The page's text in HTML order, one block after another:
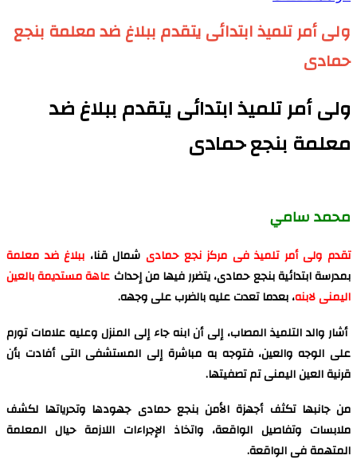
ولى أمر تلميذ ابتدائى يتقدم ببلاغ ضد معلمة بنجع
حمادى
ولى أمر تلميذ ابتدائى يتقدم ببلاغ ضد
معلمة بنجع حمادى
محمد سامي
تقدم ولى أمر تلميذ فى مركز نجع حمادى شمال قنا، ببلاغ ضد معلمة
بمدرسة ابتدائية بنجع حمادى، يتضرر فيها من إحداثعاهة مستديمة بالعين
اليمنىلابنه، بعدما تعدت عليه بالضرب على وجهه.
أشار والد التلميذ المصاب، إلى أن ابنه جاء إلى المنزل وعليه علامات تورم
على الوجه والعين، فتوجه به مباشرة إلى المستشفى التى أفادت بأن
قرنية العين اليمنى تم تصفيتها.
من جانبها تكثف أجهزة الأمن بنجع حمادى جهودها وتحرياتها لكشف
ملابسات وتفاصيل الواقعة، واتخاذ الإجراءات اللازمة حيال المعلمة
المتهمة فى الواقعة.